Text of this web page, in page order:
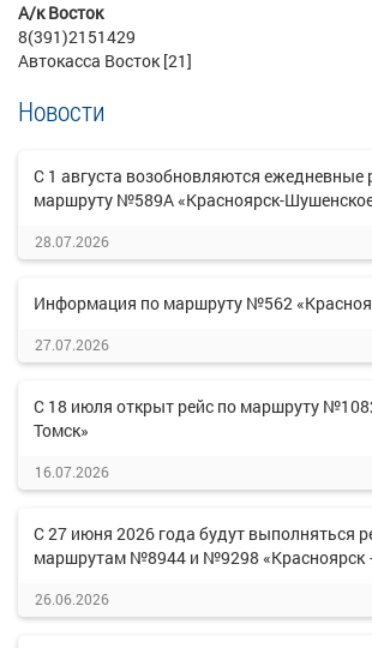
А/к Восток
8(391)2151429
Автокасса Восток [21]
Новости
С 1 августа возобновляются ежедневные
маршруту №589А «Красноярск-
28.07.2026
Информация по маршруту №562
27.07.2026
С 18 июля открыт рейс по маршруту
Томск»
16.07.2026
С 27 июня 2026 года будут выполняться
маршрутам №8944 и №9298
26.06.2026